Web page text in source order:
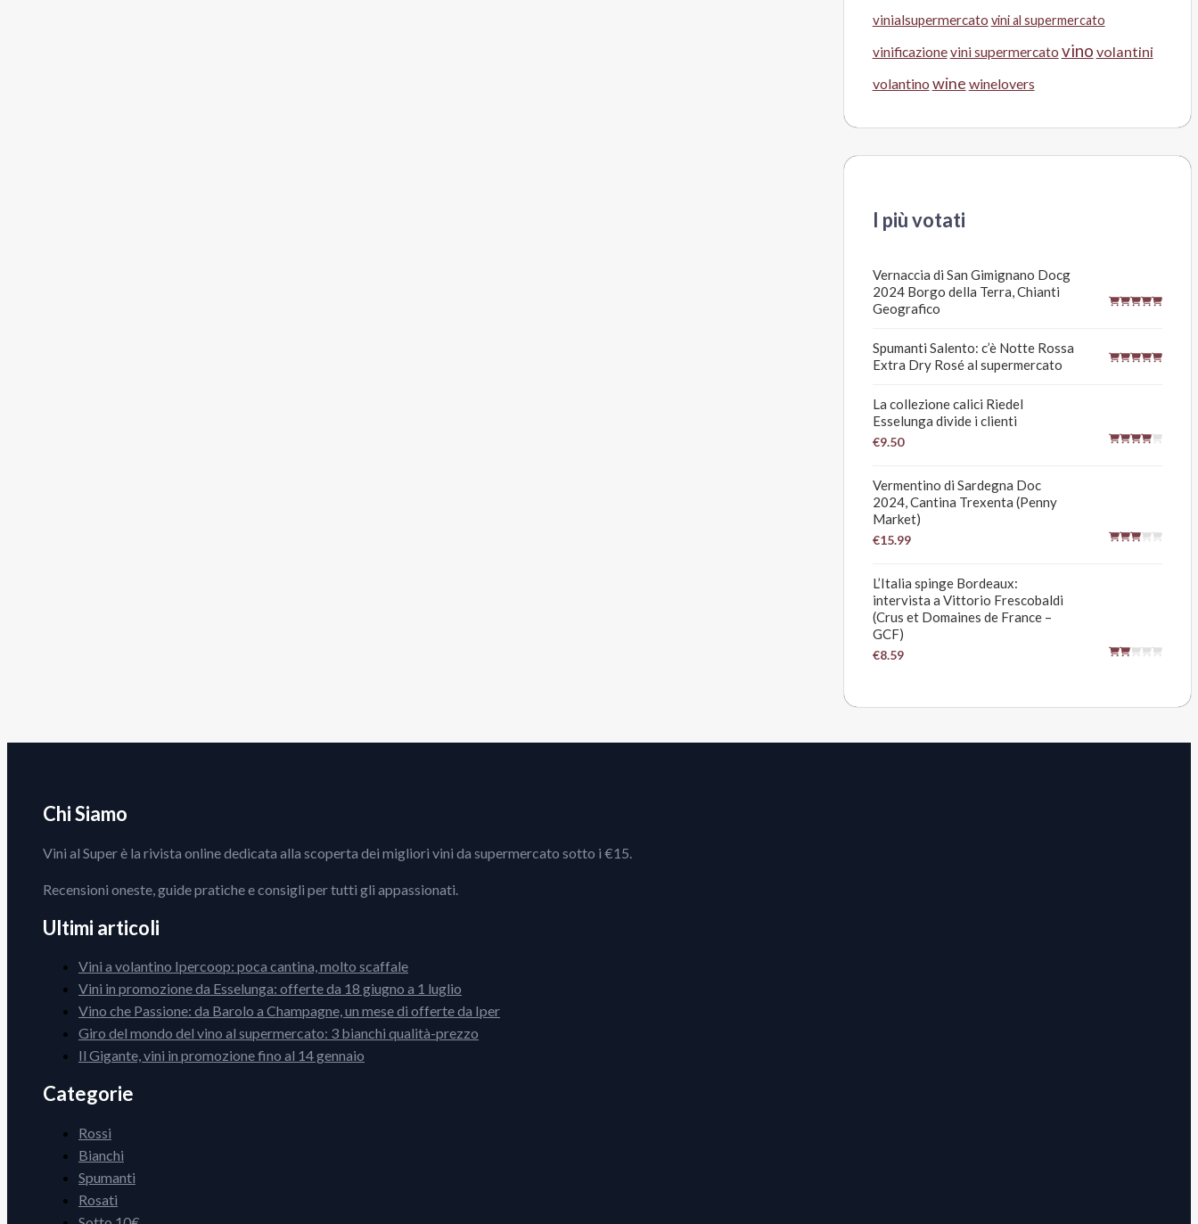
vinialsupermercato vini al supermercato
vinificazionevini supermercato vino volantini
volantino wine winelovers
I più votati
Vernaccia di San Gimignano Docg
2024 Borgo della Terra, Chianti
Geografico
Spumanti Salento: c’è Notte Rossa
Extra Dry Rosé al supermercato
La collezione calici Riedel
Esselunga divide i clienti
€9.50
Vermentino di Sardegna Doc
2024, Cantina Trexenta (Penny
Market)
€15.99
L’Italia spinge Bordeaux:
intervista a Vittorio Frescobaldi
(Crus et Domaines de France –
GCF)
€8.59
Chi Siamo
Vini al Super è la rivista online dedicata alla scoperta dei migliori vini da supermercato sotto i €15.
Recensioni oneste, guide pratiche e consigli per tutti gli appassionati.
Ultimi articoli
Vini a volantino Ipercoop: poca cantina, molto scaffale
Vini in promozione da Esselunga: offerte da 18 giugno a 1 luglio
Vino che Passione: da Barolo a Champagne, un mese di offerte da Iper
Giro del mondo del vino al supermercato: 3 bianchi qualità-prezzo
Il Gigante, vini in promozione fino al 14 gennaio
Categorie
Rossi
Bianchi
Spumanti
Rosati